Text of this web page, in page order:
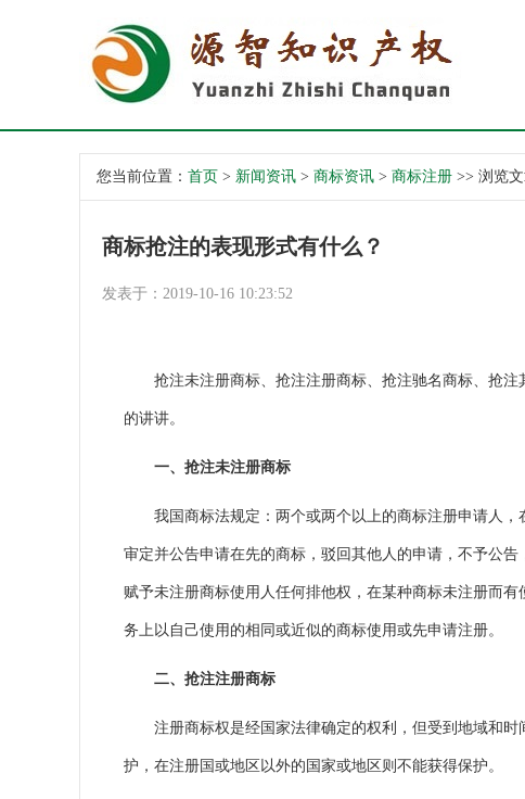
您当前位置： 首页 > 新闻资讯 > 商标资讯 > 商标注册 >> 浏览
商标抢注的表现形式有什么？
发表于：2019-10-16 10:23:52
抢注未注册商标、抢注注册商标、抢注驰名商标、抢注
的讲讲。
一、抢注未注册商标
我国商标法规定：两个或两个以上的商标注册申请人，
审定并公告申请在先的商标，驳回其他人的申请，不予公
赋予未注册商标使用人任何排他权，在某种商标未注册而
务上以自己使用的相同或近似的商标使用或先申请注册。
二、抢注注册商标
注册商标权是经国家法律确定的权利，但受到地域和时
护，在注册国或地区以外的国家或地区则不能获得保护。